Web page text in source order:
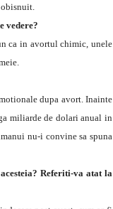
obisnuit.
vedere?
ca in avortul chimic, unele
dupa avort. Inainte
miliarde de dolari anual in
nu-i convine sa spuna
Referiti-va atat la